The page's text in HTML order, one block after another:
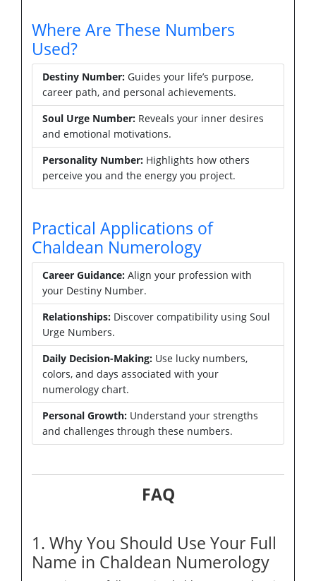
Where Are These Numbers
Used?
Destiny Number: Guides your life’s purpose,
career path, and personal achievements.
Soul Urge Number: Reveals your inner desires
and emotional motivations.
Personality Number: Highlights how others
perceive you and the energy you project.
Practical Applications of
Chaldean Numerology
Career Guidance: Align your profession with
your Destiny Number.
Relationships: Discover compatibility using Soul
Urge Numbers.
Daily Decision-Making: Use lucky numbers,
colors, and days associated with your
numerology chart.
Personal Growth: Understand your strengths
and challenges through these numbers.
FAQ
1. Why You Should Use Your Full
Name in Chaldean Numerology